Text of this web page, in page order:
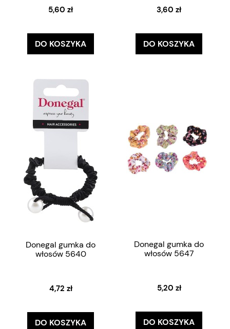
5,60 zł
DO KOSZYKA
3,60 zł
DO KOSZYKA
Donegal gumka do
włosów 5640
4,72 zł
DO KOSZYKA
Donegal gumka do
włosów 5647
5,20 zł
DO KOSZYKA